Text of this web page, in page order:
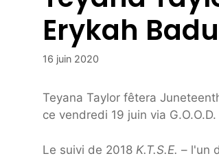
Erykah
16 juin 2020
Teyana Taylor fêtera
ce vendredi 19 juin via
Le suivi de 2018 K.T.S.E. – l'un